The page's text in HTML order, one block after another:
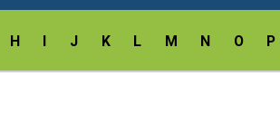
H J K L M N O P